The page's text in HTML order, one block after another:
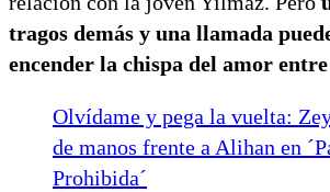
tragos demás y una llamada
encender la chispa del amor
Olvídame y pega la vuelta:
de manos frente a Alihan en
Prohibida´